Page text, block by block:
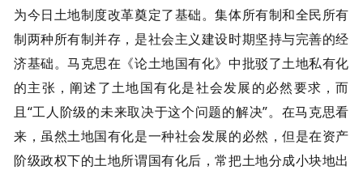
为今日土地制度改革奠定了基础。集体所有制和全民所有
制两种所有制并存，是社会主义建设时期坚持与完善的经
济基础。马克思在《论土地国有化》中批驳了土地私有化
的主张，阐述了土地国有化是社会发展的必然要求，而
且“工人阶级的未来取决于这个问题的解决”。在马克思看
来，虽然土地国有化是一种社会发展的必然，但是在资产
阶级政权下的土地所谓国有化后，常把土地分成小块地出